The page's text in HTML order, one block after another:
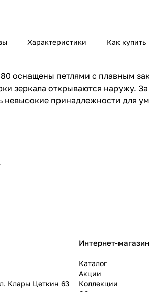
Характеристики Как купить
оснащены петлями с плавным
зеркала открываются наружу.
принадлежности для
Клары Цеткин 63
Интернет-магазин
Каталог
Акции
Коллекции